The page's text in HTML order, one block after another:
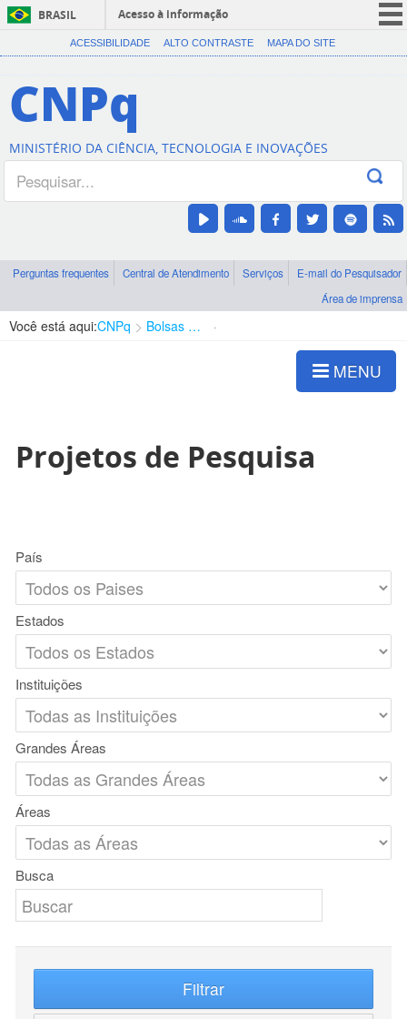
BRASIL
Acesso à informação
CORONAVÍRUS (COVID-19)
Canais
ACESSIBILIDADE ALTO CONTRASTE MAPA DO SITE
CNPq
MINISTÉRIO DA CIÊNCIA, TECNOLOGIA E INOVAÇÕES
Perguntas frequentes Central de Atendimento Serviços
E-mail do Pesquisador
Área de imprensa
Você está aqui:CNPq Bolsas e Auxílios Vigentes
MENU
Projetos de Pesquisa
País
Estados
Instituições
Grandes Áreas
Áreas
Busca
Filtrar